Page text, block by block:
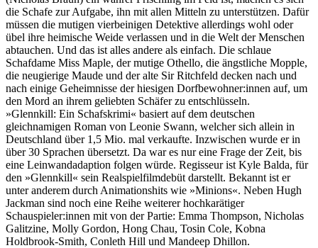
die Schafe zur Aufgabe, ihn mit allen Mitteln zu unterstützen. Dafür
müssen die mutigen vierbeinigen Detektive allerdings wohl oder
übel ihre heimische Weide verlassen und in die Welt der Menschen
abtauchen. Und das ist alles andere als einfach. Die schlaue
Schafdame Miss Maple, der mutige Othello, die ängstliche Mopple,
die neugierige Maude und der alte Sir Ritchfeld decken nach und
nach einige Geheimnisse der hiesigen Dorfbewohner:innen auf, um
den Mord an ihrem geliebten Schäfer zu entschlüsseln.
»Glennkill: Ein Schafskrimi« basiert auf dem deutschen
gleichnamigen Roman von Leonie Swann, welcher sich allein in
Deutschland über 1,5 Mio. mal verkaufte. Inzwischen wurde er in
über 30 Sprachen übersetzt. Da war es nur eine Frage der Zeit, bis
eine Leinwandadaption folgen würde. Regisseur ist Kyle Balda, für
den »Glennkill« sein Realspielfilmdebüt darstellt. Bekannt ist er
unter anderem durch Animationshits wie »Minions«. Neben Hugh
Jackman sind noch eine Reihe weiterer hochkarätiger
Schauspieler:innen mit von der Partie: Emma Thompson, Nicholas
Galitzine, Molly Gordon, Hong Chau, Tosin Cole, Kobna
Holdbrook‑Smith, Conleth Hill und Mandeep Dhillon.